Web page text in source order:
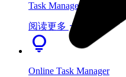
Task Manager for Teams
阅读更多 arrow_forward
lightbulb
Online Task Manager